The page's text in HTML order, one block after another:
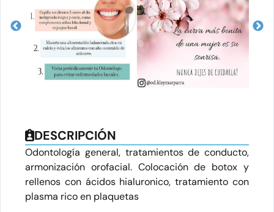
DESCRIPCIÓN
Odontología general, tratamientos de conducto,
armonización orofacial. Colocación de botox y
rellenos con ácidos hialuronico, tratamiento con
plasma rico en plaquetas